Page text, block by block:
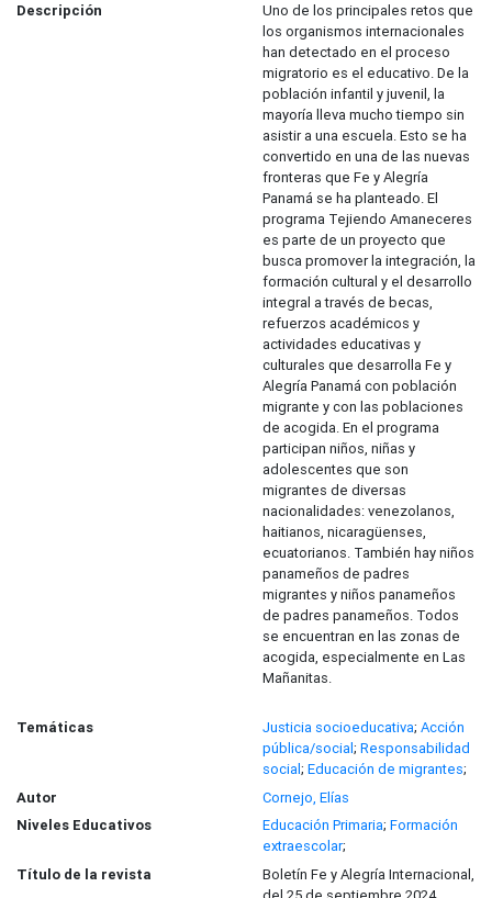
Descripción
Uno de los principales retos que
los organismos internacionales
han detectado en el proceso
migratorio es el educativo. De la
población infantil y juvenil, la
mayoría lleva mucho tiempo sin
asistir a una escuela. Esto se ha
convertido en una de las nuevas
fronteras que Fe y Alegría
Panamá se ha planteado. El
programa Tejiendo Amaneceres
es parte de un proyecto que
busca promover la integración, la
formación cultural y el desarrollo
integral a través de becas,
refuerzos académicos y
actividades educativas y
culturales que desarrolla Fe y
Alegría Panamá con población
migrante y con las poblaciones
de acogida. En el programa
participan niños, niñas y
adolescentes que son
migrantes de diversas
nacionalidades: venezolanos,
haitianos, nicaragüenses,
ecuatorianos. También hay niños
panameños de padres
migrantes y niños panameños
de padres panameños. Todos
se encuentran en las zonas de
acogida, especialmente en Las
Mañanitas.
Temáticas Justicia socioeducativa; Acción
pública/social; Responsabilidad
social; Educación de migrantes;
Autor
Cornejo, Elías
Niveles Educativos
Educación Primaria; Formación
extraescolar;
Título de la revista
Boletín Fe y Alegría Internacional,